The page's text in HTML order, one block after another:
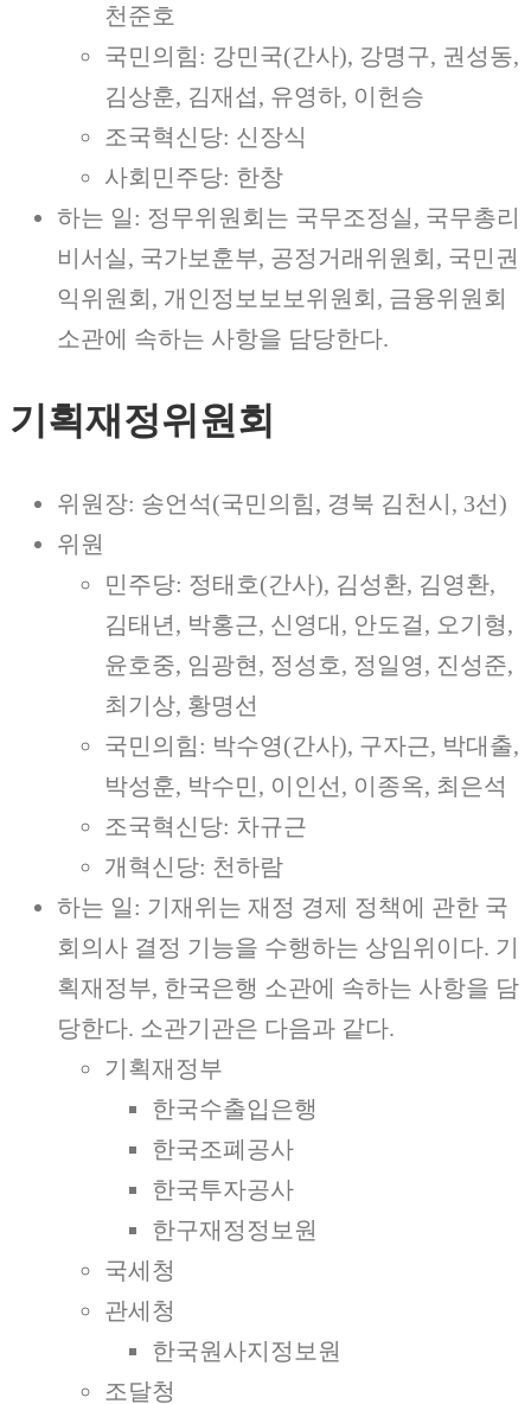
천준호
국민의힘: 강민국(간사), 강명구, 권성동,
김상훈, 김재섭, 유영하, 이헌승
조국혁신당: 신장식
사회민주당: 한창
하는 일: 정무위원회는 국무조정실, 국무총리
비서실, 국가보훈부, 공정거래위원회, 국민권
익위원회, 개인정보보보위원회, 금융위원회
소관에 속하는 사항을 담당한다.
기획재정위원회
위원장: 송언석(국민의힘, 경북 김천시, 3선)
위원
민주당: 정태호(간사), 김성환, 김영환,
김태년, 박홍근, 신영대, 안도걸, 오기형,
윤호중, 임광현, 정성호, 정일영, 진성준,
최기상, 황명선
국민의힘: 박수영(간사), 구자근, 박대출,
박성훈, 박수민, 이인선, 이종옥, 최은석
조국혁신당: 차규근
개혁신당: 천하람
하는 일: 기재위는 재정 경제 정책에 관한 국
회의사 결정 기능을 수행하는 상임위이다. 기
획재정부, 한국은행 소관에 속하는 사항을 담
당한다. 소관기관은 다음과 같다.
기획재정부
한국수출입은행
한국조폐공사
한국투자공사
한구재정정보원
국세청
관세청
한국원사지정보원
조달청